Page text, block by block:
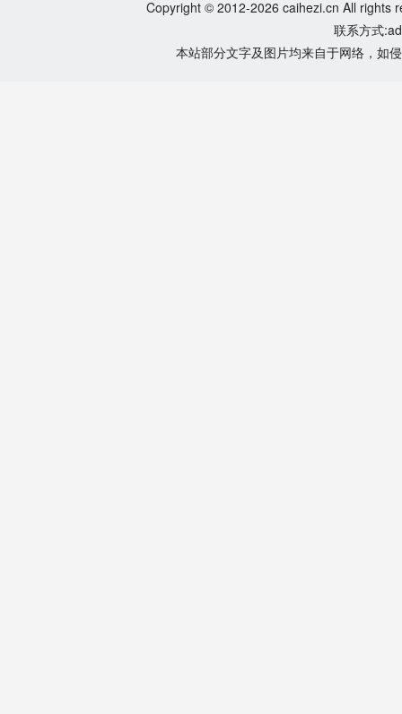
Copyright © 2012-2026 caihezi.cn All rights
联系方式
本站部分文字及图片均来自于网络，如